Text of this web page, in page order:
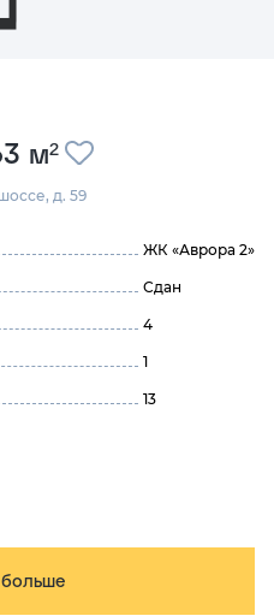
м²
д. 59
ЖК «Аврора 2»
Сдан
4
1
13
больше